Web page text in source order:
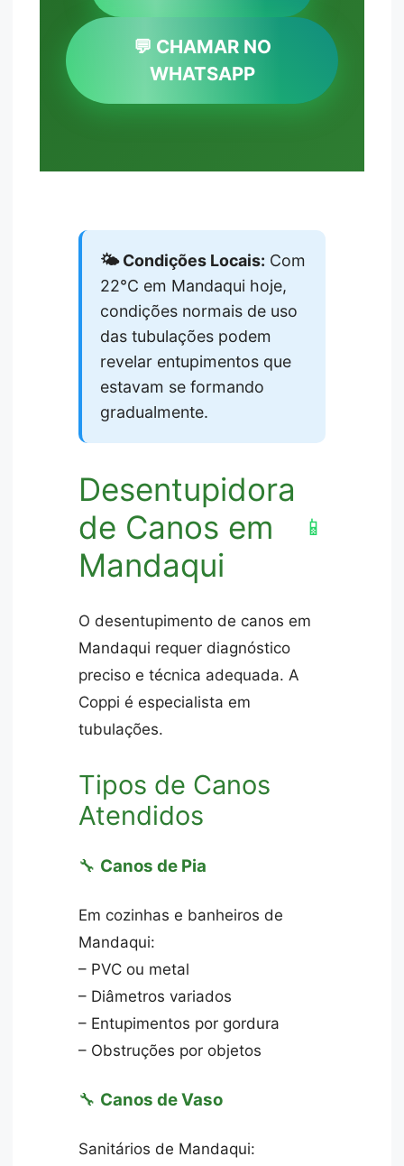
💬 CHAMAR NO
WHATSAPP
🌤️ Condições Locais: Com
22°C em Mandaqui hoje,
condições normais de uso
das tubulações podem
revelar entupimentos que
estavam se formando
gradualmente.
Desentupidora
de Canos em
Mandaqui
📱
O desentupimento de canos em
Mandaqui requer diagnóstico
preciso e técnica adequada. A
Coppi é especialista em
tubulações.
Tipos de Canos
Atendidos
🔧 Canos de Pia
Em cozinhas e banheiros de
Mandaqui:
– PVC ou metal
– Diâmetros variados
– Entupimentos por gordura
– Obstruções por objetos
🔧 Canos de Vaso
Sanitários de Mandaqui: